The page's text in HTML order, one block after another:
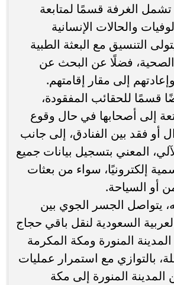
الغرفة قسمًا لمتابعة
والحالات الإنسانية
التنسيق مع البعثة الطبية
الصحية، فضلًا عن البحث عن
إلى مقار إقامتهم.
قسمًا للحقائب المفقودة،
إلى أصحابها في حال وقوع
أو فقد بين الفنادق، إلى جانب
المعني بتسجيل بيانات جميع
إلكترونيًا، سواء من بعثات
أو السياحة.
يتواصل الجسر الجوي بين
السعودية لنقل باقي حجاج
المنورة ومكة المكرمة
بالتوازي مع استمرار عمليات
المنورة إلى مكة